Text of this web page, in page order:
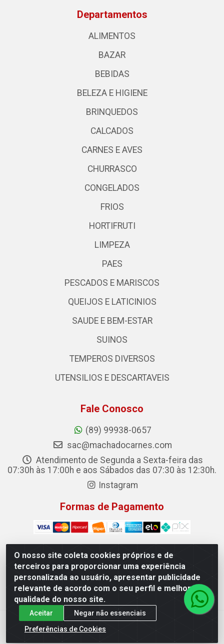
O nosso site coleta cookies próprios e de
terceiros para proporcionar uma experiência
personalizada ao usuário, apresentar publicidade
relevante de acordo com o seu perfil e melhorar a
qualidade do nosso site.
Aceitar
Negar não essenciais
Preferências de Cookies
Departamentos
ALIMENTOS
BAZAR
BEBIDAS
BELEZA E HIGIENE
BRINQUEDOS
CALCADOS
CARNES E AVES
CHURRASCO
CONGELADOS
FRIOS
HORTIFRUTI
LIMPEZA
PAES
PESCADOS E MARISCOS
QUEIJOS E LATICINIOS
SAUDE E BEM-ESTAR
SUINOS
TEMPEROS DIVERSOS
UTENSILIOS E DESCARTAVEIS
Fale Conosco
(89) 99938-0657
sac@machadocarnes.com
Atendimento de Segunda a Sexta-feira das
07:30h às 17:00h e aos Sábados das 07:30 às 12:30h.
Instagram
Formas de Pagamento
Machado Carnes Distribuidora de Alimentos LTDA -
Logradouro: Avenida Candido Aleixo, 148 - Centro - Oeiras/PI
- CEP 64.500-000 - 31.391.008/0001-50